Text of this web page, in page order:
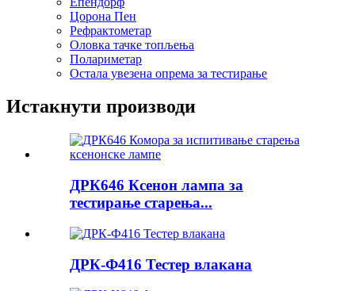
Цорона Пен
Рефрактометар
Оловка тачке топљења
Полариметар
Остала увезена опрема за тестирање
Истакнути производи
ДРК646 Ксенон лампа за
тестирање старења...
ДРК-Ф416 Тестер влакана